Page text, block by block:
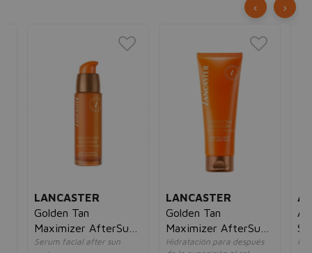
LANCASTER
Golden Tan
Maximizer AfterSun
Face Serum
Serum facial after sun
LANCASTER
Golden Tan
Maximizer AfterSun
Lotion
Hidratación para después
‹ ›